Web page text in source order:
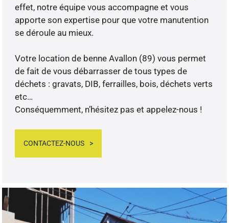
effet, notre équipe vous accompagne et vous
apporte son expertise pour que votre manutention
se déroule au mieux.
Votre location de benne Avallon (89) vous permet
de fait de vous débarrasser de tous types de
déchets : gravats, DIB, ferrailles, bois, déchets verts
etc…
Conséquemment, n’hésitez pas et appelez-nous !
CONTACTEZ-NOUS